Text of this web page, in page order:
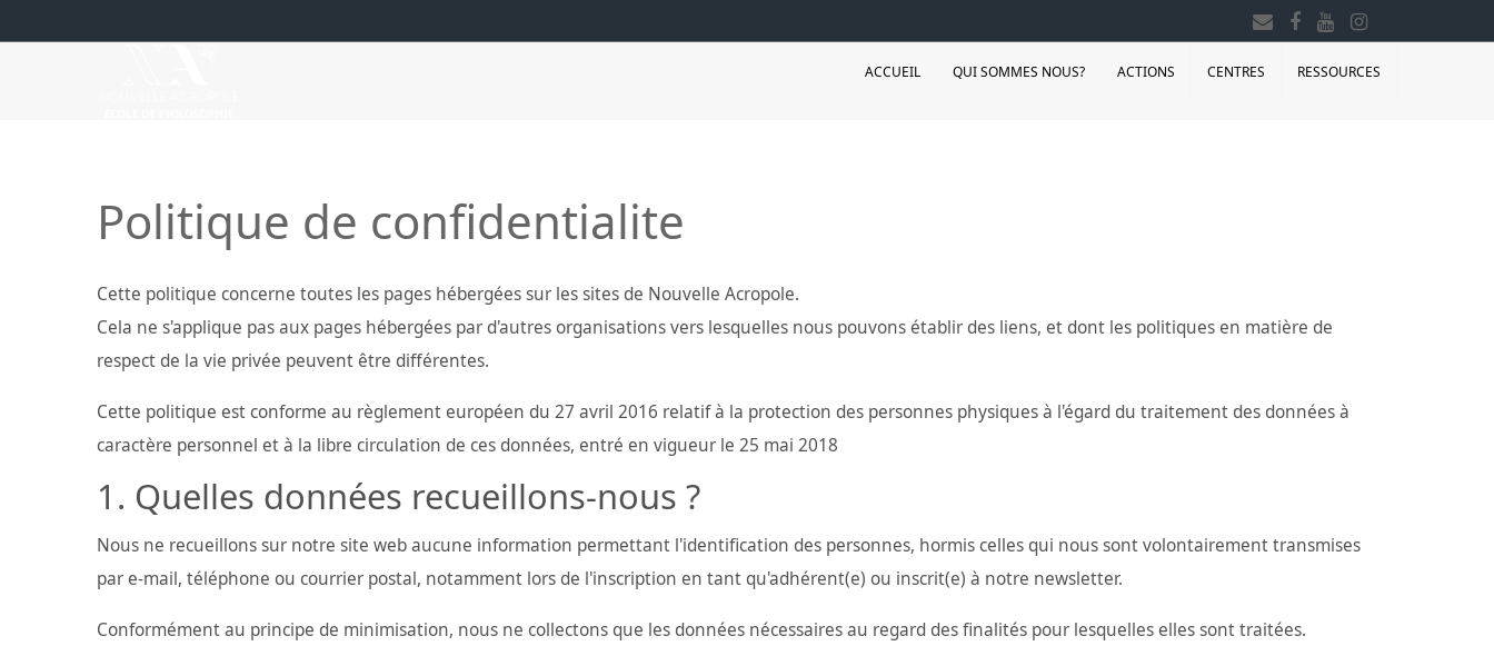
ACCUEIL QUI SOMMES NOUS? ACTIONS CENTRES RESSOURCES
Politique de confidentialite
Cette politique concerne toutes les pages hébergées sur les sites de Nouvelle Acropole.
Cela ne s'applique pas aux pages hébergées par d'autres organisations vers lesquelles nous pouvons établir des liens, et dont les politiques en matière de
respect de la vie privée peuvent être différentes.
Cette politique est conforme au règlement européen du 27 avril 2016 relatif à la protection des personnes physiques à l'égard du traitement des données à
caractère personnel et à la libre circulation de ces données, entré en vigueur le 25 mai 2018
Quelles données recueillons-nous ?
Nous ne recueillons sur notre site web aucune information permettant l'identification des personnes, hormis celles qui nous sont volontairement transmises
par e-mail, téléphone ou courrier postal, notamment lors de l'inscription en tant qu'adhérent(e) ou inscrit(e) à notre newsletter.
Conformément au principe de minimisation, nous ne collectons que les données nécessaires au regard des finalités pour lesquelles elles sont traitées.